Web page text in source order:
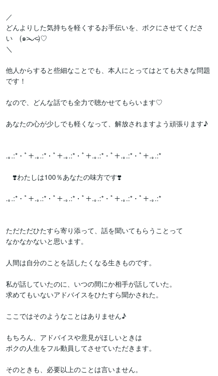
／
どんよりした気持ちを軽くするお手伝いを、ボクにさせてくださ
い　(๑˃̵ᴗ˂̵)♡
＼
他人からすると些細なことでも、本人にとってはとても大きな問題
です！
なので、どんな話でも全力で聴かせてもらいます♡
あなたの心が少しでも軽くなって、解放されますよう頑張ります♪
.｡.:*・ﾟ＋.｡.:*・ﾟ＋.｡.:*・ﾟ＋.｡.:*・ﾟ＋.｡.:*・ﾟ＋.｡.:*
❣️わたしは100％あなたの味方です❣️
.｡.:*・ﾟ＋.｡.:*・ﾟ＋.｡.:*・ﾟ＋.｡.:*・ﾟ＋.｡.:*・ﾟ＋.｡.:*
ただただひたすら寄り添って、話を聞いてもらうことって
なかなかないと思います。
人間は自分のことを話したくなる生きものです。
私が話していたのに、いつの間にか相手が話していた。
求めてもいないアドバイスをひたすら聞かされた。
ここではそのようなことはありません♪
もちろん、アドバイスや意見がほしいときは
ボクの人生をフル動員してさせていただきます。
そのときも、必要以上のことは言いません。